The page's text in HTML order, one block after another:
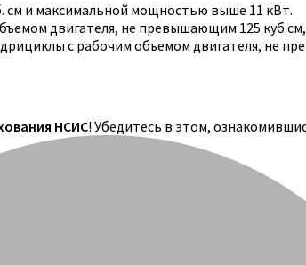
см и максимальной мощностью выше 11 кВт.
двигателя, не превышающим 125
с рабочим объемом двигателя, не
НСИС! Убедитесь в этом,